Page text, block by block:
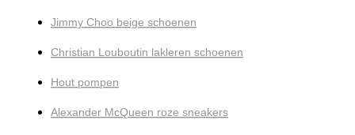
Jimmy Choo beige schoenen
Christian Louboutin lakleren schoenen
Hout pompen
Alexander McQueen roze sneakers